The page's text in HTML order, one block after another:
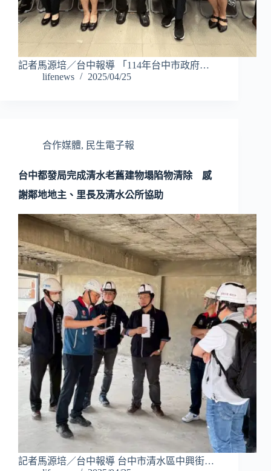
記者馬源培／台中報導 「114年台中市政府…
lifenews
2025/04/25
合作媒體, 民生電子報
台中都發局完成清水老舊建物塌陷物清除 感
謝鄰地地主、里長及清水公所協助
記者馬源培／台中報導 台中市清水區中興街…